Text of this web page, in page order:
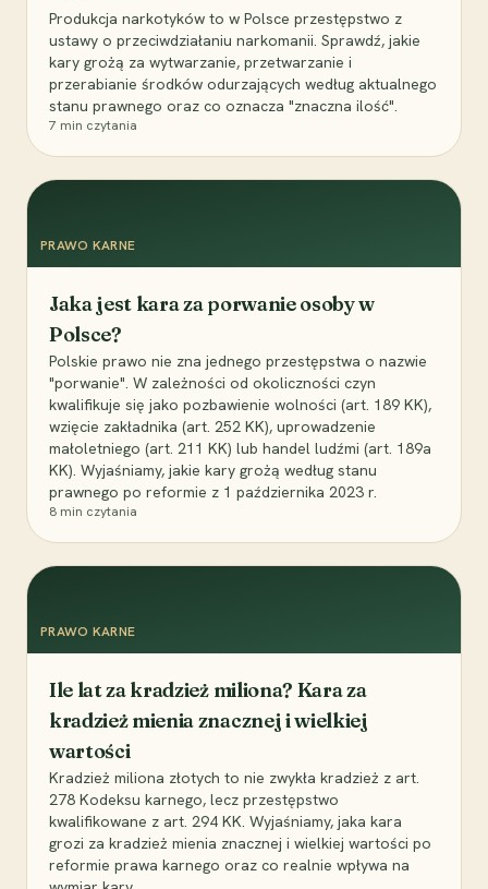
Produkcja narkotyków to w Polsce przestępstwo z
ustawy o przeciwdziałaniu narkomanii. Sprawdź, jakie
kary grożą za wytwarzanie, przetwarzanie i
przerabianie środków odurzających według aktualnego
stanu prawnego oraz co oznacza "znaczna ilość".
7 min czytania
PRAWO KARNE
Jaka jest kara za porwanie osoby w
Polsce?
Polskie prawo nie zna jednego przestępstwa o nazwie
"porwanie". W zależności od okoliczności czyn
kwalifikuje się jako pozbawienie wolności (art. 189 KK),
wzięcie zakładnika (art. 252 KK), uprowadzenie
małoletniego (art. 211 KK) lub handel ludźmi (art. 189a
KK). Wyjaśniamy, jakie kary grożą według stanu
prawnego po reformie z 1 października 2023 r.
8 min czytania
PRAWO KARNE
Ile lat za kradzież miliona? Kara za
kradzież mienia znacznej i wielkiej
wartości
Kradzież miliona złotych to nie zwykła kradzież z art.
278 Kodeksu karnego, lecz przestępstwo
kwalifikowane z art. 294 KK. Wyjaśniamy, jaka kara
grozi za kradzież mienia znacznej i wielkiej wartości po
reformie prawa karnego oraz co realnie wpływa na